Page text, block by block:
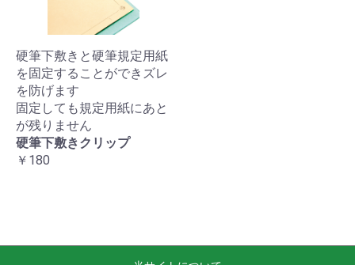
硬筆下敷きと硬筆規定用紙
を固定することができズレ
を防げます
固定しても規定用紙にあと
が残りません
硬筆下敷きクリップ
￥180